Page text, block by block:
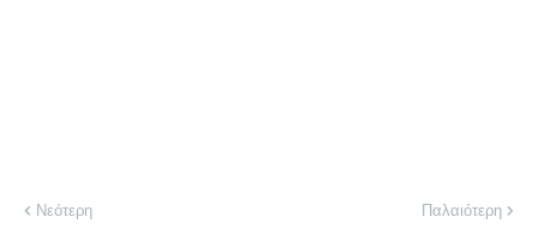
Νεότερη Παλαιότερη